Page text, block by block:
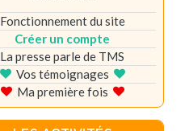
Fonctionnement du site
Créer un compte
La presse parle de TMS
Vos témoignages
Ma première fois